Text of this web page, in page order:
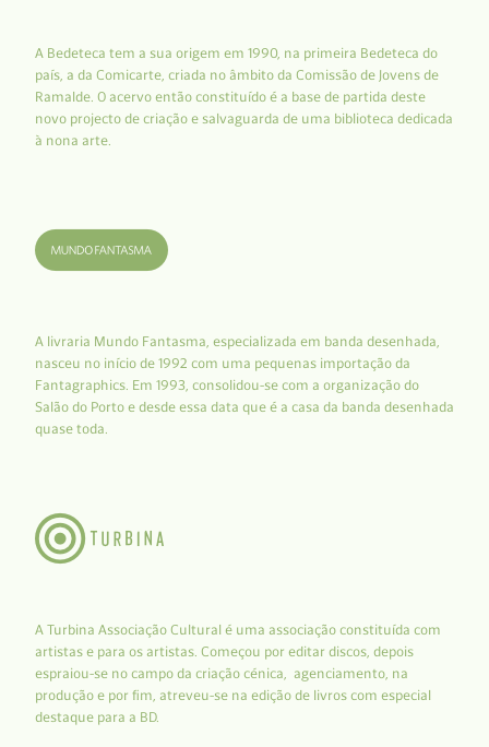
A Bedeteca tem a sua origem em 1990, na primeira Bedeteca do
país, a da Comicarte, criada no âmbito da Comissão de Jovens de
Ramalde. O acervo então constituído é a base de partida deste
novo projecto de criação e salvaguarda de uma biblioteca dedicada
à nona arte.
A livraria Mundo Fantasma, especializada em banda desenhada,
nasceu no início de 1992 com uma pequenas importação da
Fantagraphics. Em 1993, consolidou-se com a organização do
Salão do Porto e desde essa data que é a casa da banda desenhada
quase toda.
A Turbina Associação Cultural é uma associação constituída com
artistas e para os artistas. Começou por editar discos, depois
espraiou-se no campo da criação cénica, agenciamento, na
produção e por fim, atreveu-se na edição de livros com especial
destaque para a BD.